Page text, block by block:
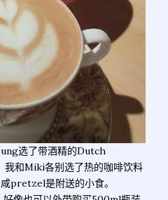
选了带酒精的Dutch
和Miki各别选了热的咖啡饮料
pretzel是附送的小食。